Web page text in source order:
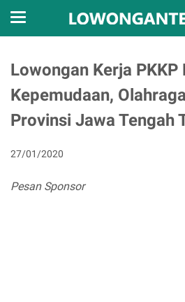
Lowongan Kerja PKKP
Kepemudaan,
Provinsi Jawa Tengah
27/01/2020
Pesan Sponsor